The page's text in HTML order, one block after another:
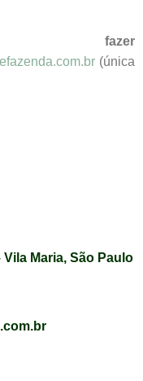
fazer
(única
Maria, São Paulo